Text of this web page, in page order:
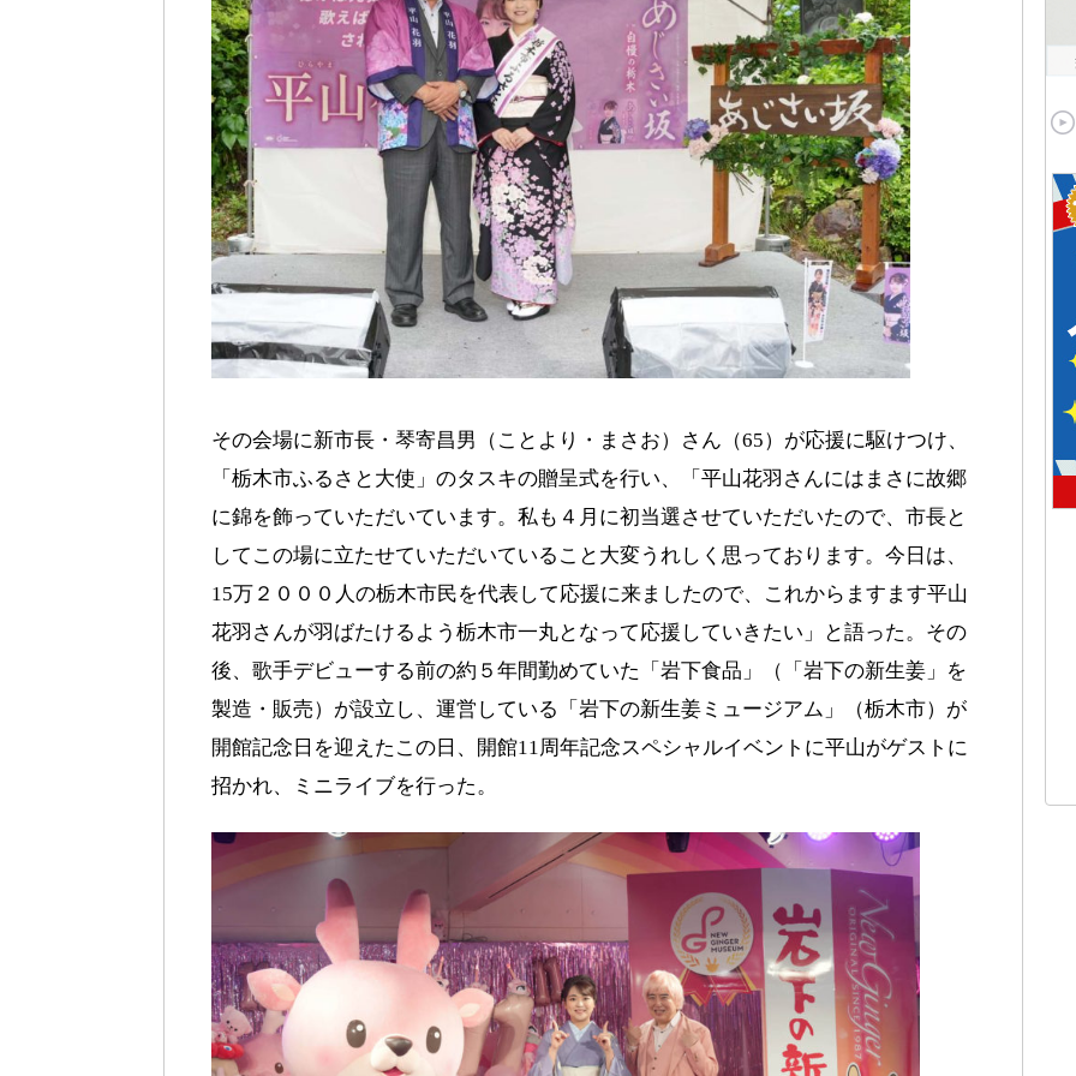
その会場に新市長・琴寄昌男（ことより・まさお）さん（65）が応援に駆けつけ、
「栃木市ふるさと大使」のタスキの贈呈式を行い、「平山花羽さんにはまさに故郷
に錦を飾っていただいています。私も４月に初当選させていただいたので、市長と
してこの場に立たせていただいていること大変うれしく思っております。今日は、
15万２０００人の栃木市民を代表して応援に来ましたので、これからますます平山
花羽さんが羽ばたけるよう栃木市一丸となって応援していきたい」と語った。その
後、歌手デビューする前の約５年間勤めていた「岩下食品」（「岩下の新生姜」を
製造・販売）が設立し、運営している「岩下の新生姜ミュージアム」（栃木市）が
開館記念日を迎えたこの日、開館11周年記念スペシャルイベントに平山がゲストに
招かれ、ミニライブを行った。